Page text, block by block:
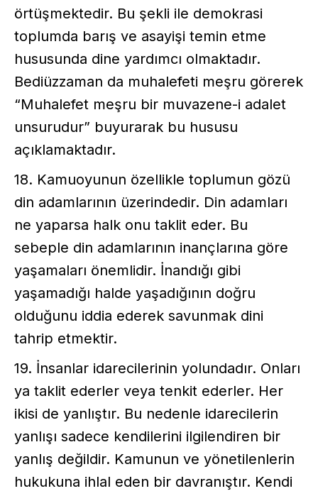
örtüşmektedir. Bu şekli ile demokrasi
toplumda barış ve asayişi temin etme
hususunda dine yardımcı olmaktadır.
Bediüzzaman da muhalefeti meşru görerek
“Muhalefet meşru bir muvazene-i adalet
unsurudur” buyurarak bu hususu
açıklamaktadır.
18. Kamuoyunun özellikle toplumun gözü
din adamlarının üzerindedir. Din adamları
ne yaparsa halk onu taklit eder. Bu
sebeple din adamlarının inançlarına göre
yaşamaları önemlidir. İnandığı gibi
yaşamadığı halde yaşadığının doğru
olduğunu iddia ederek savunmak dini
tahrip etmektir.
19. İnsanlar idarecilerinin yolundadır. Onları
ya taklit ederler veya tenkit ederler. Her
ikisi de yanlıştır. Bu nedenle idarecilerin
yanlışı sadece kendilerini ilgilendiren bir
yanlış değildir. Kamunun ve yönetilenlerin
hukukuna ihlal eden bir davranıştır. Kendi